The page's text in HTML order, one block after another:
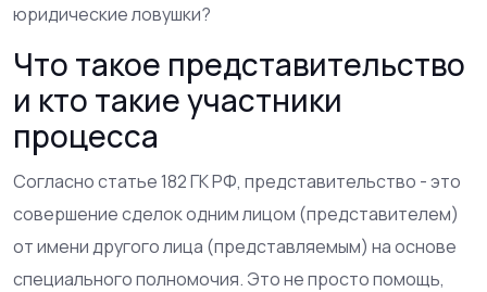
юридические ловушки?
Что такое представительство
и кто такие участники
процесса
Согласно статье 182 ГК РФ, представительство - это
совершение сделок одним лицом (представителем)
от имени другого лица (представляемым) на основе
специального полномочия. Это не просто помощь,